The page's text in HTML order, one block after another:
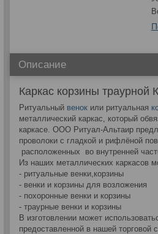
Описание
Каркас корзины
Ритуальный венок или ритуальная
металлический каркас, который
каркасе. ООО Ритуал-Альтаир
проволоки с гладкой и рифлёной
расположенных во внутренней
Из наших металлических каркасов
- ритуальные венки,корзины
- венки и корзины для возложения
- похоронные венки и корзины
- траурные венки и корзины
В изготовлении может
предоставленной в нашей торговой